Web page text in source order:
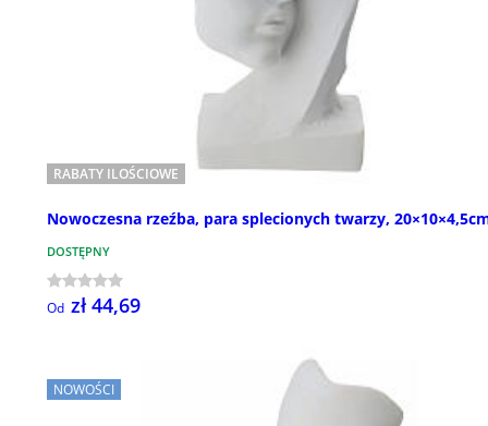
RABATY ILOŚCIOWE
Nowoczesna rzeźba, para splecionych twarzy,
DOSTĘPNY
Od zł 44,69
NOWOŚCI